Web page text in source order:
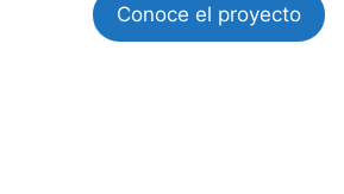
Conoce el proyecto